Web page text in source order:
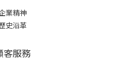
業精神
史沿革
客服務